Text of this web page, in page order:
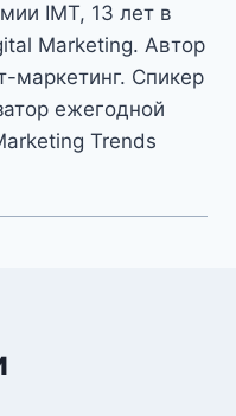
IMT, 13 лет в
Marketing. Автор
маркетинг. Спикер
ежегодной
Trends